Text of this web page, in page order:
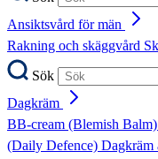
Ansiktsvård för män
Rakning och skäggvård
Sök
Dagkräm
BB-cream (Blemish Balm)
(Daily Defence) Dagkräm